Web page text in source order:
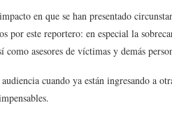
en que se han presentado
por este reportero: en especial la
como asesores de víctimas y demás
cuando ya están ingresando a